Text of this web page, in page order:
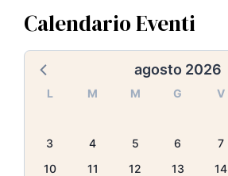
Calendario Eventi
agosto 2026
L M M G V
3
4 5 6 7
10
11 12 13 14